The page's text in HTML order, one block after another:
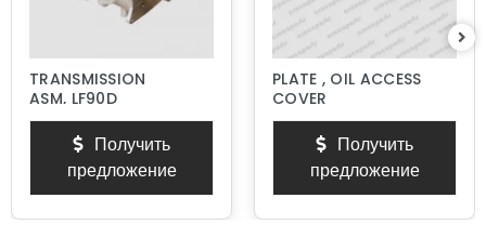
TRANSMISSION
ASM, LF90D
Получить
предложение
PLATE , OIL ACCESS
COVER
Получить
предложение